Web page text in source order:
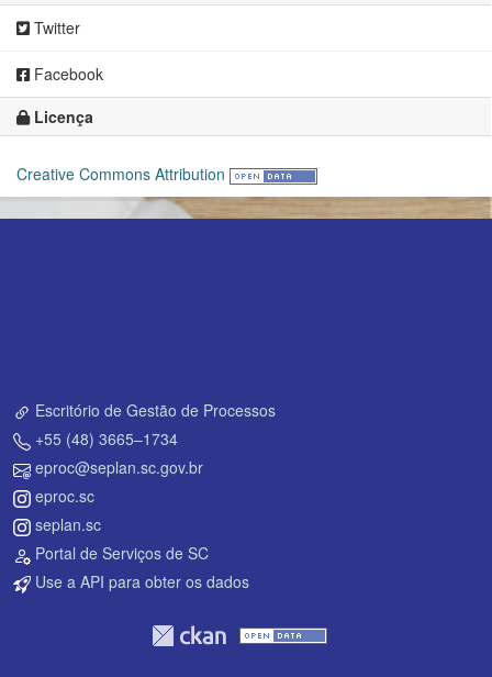
Twitter
Facebook
Licença
Creative Commons Attribution
Escritório de Gestão de Processos
+55 (48) 3665–1734
eproc@seplan.sc.gov.br
eproc.sc
seplan.sc
Portal de Serviços de SC
Use a API para obter os dados